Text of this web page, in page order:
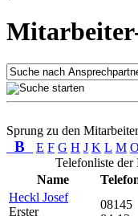
Sprung zu den
B E F G H J K L M O
Telefonliste
Name
Heckl Josef
Erster
08145